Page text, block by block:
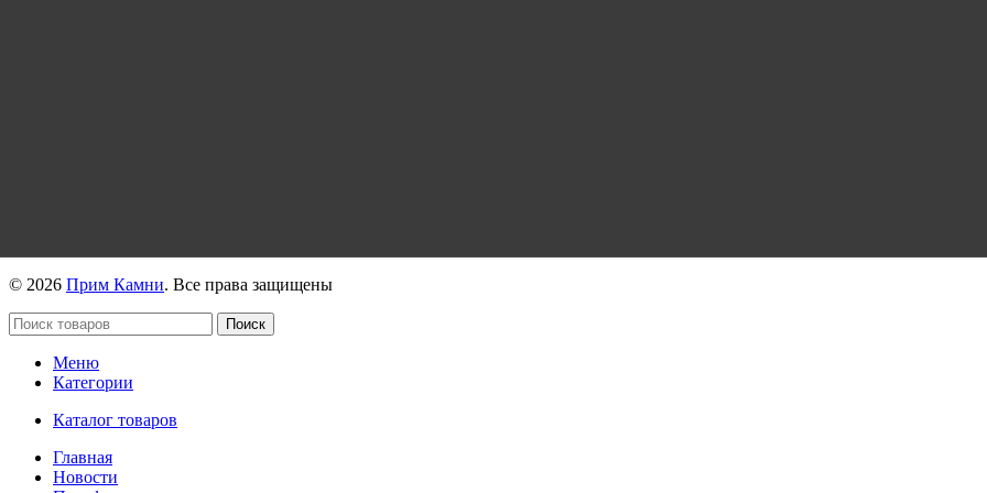
© 2026 Прим Камни. Все права защищены
Поиск
Меню
Категории
Каталог товаров
Главная
Новости